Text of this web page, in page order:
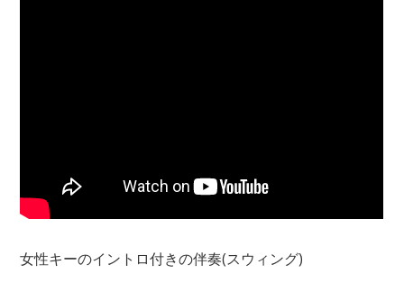
女性キーのイントロ付きの伴奏(スウィング)